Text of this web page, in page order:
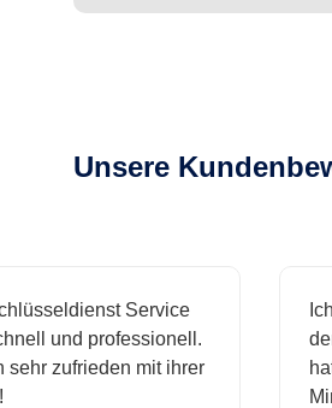
Unsere
Service
und professionell.
zufrieden mit ihrer
Ich
der
hat